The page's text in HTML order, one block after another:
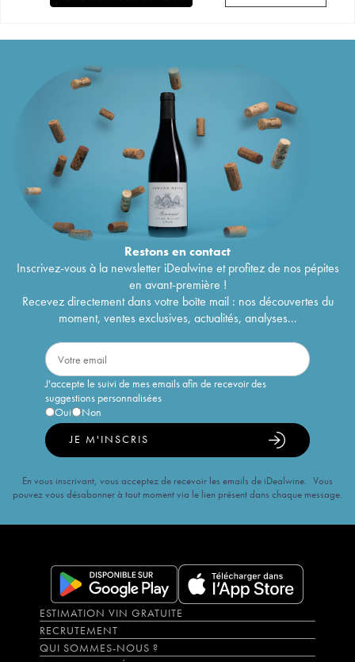
Restons encontact
Inscrivez-vous à la newsletter iDealwine et profitez de nos pépites
en avant-première !
Recevez directement dans votre boîte mail : nos découvertes du
moment, ventes exclusives, actualités, analyses...
J'accepte le suivi de mes emails afin de recevoir des
suggestions personnalisées
Oui
Non
JE M'INSCRIS
En vous inscrivant, vous acceptez de recevoir les emails de iDealwine. Vous
pouvez vous désabonner à tout moment via le lien présent dans chaque message.
ESTIMATION VIN GRATUITE
RECRUTEMENT
QUI SOMMES-NOUS ?